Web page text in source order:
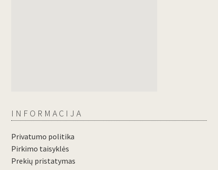
INFORMACIJA
Privatumo politika
Pirkimo taisyklės
Prekių pristatymas